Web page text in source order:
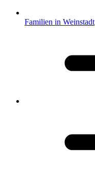
Familien in Weinstadt